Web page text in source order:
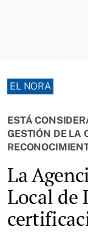
EL NORA
ESTÁ
GESTIÓN DE LA
La
Local de